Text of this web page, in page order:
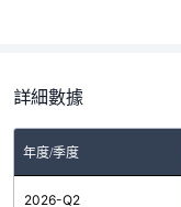
詳細數據
年度/季度
2026-Q2